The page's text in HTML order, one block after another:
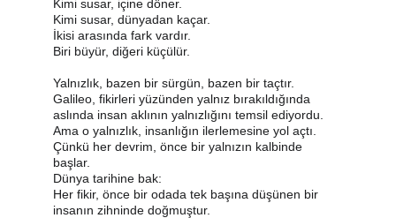
Kimi susar, içine döner.
Kimi susar, dünyadan kaçar.
İkisi arasında fark vardır.
Biri büyür, diğeri küçülür.
Yalnızlık, bazen bir sürgün, bazen bir taçtır.
Galileo, fikirleri yüzünden yalnız bırakıldığında
aslında insan aklının yalnızlığını temsil ediyordu.
Ama o yalnızlık, insanlığın ilerlemesine yol açtı.
Çünkü her devrim, önce bir yalnızın kalbinde
başlar.
Dünya tarihine bak:
Her fikir, önce bir odada tek başına düşünen bir
insanın zihninde doğmuştur.